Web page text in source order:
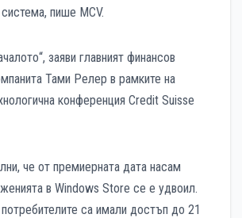
пише MCV.
заяви главният финансов
Тами Релер в рамките на
конференция Credit Suisse
че от премиерната дата насам
в Windows Store се е удвоил.
са имали достъп до 21